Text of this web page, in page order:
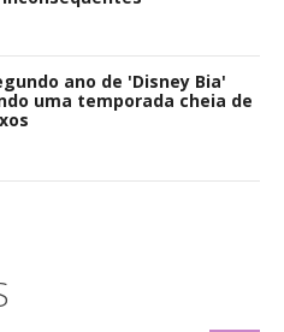
ano de 'Disney Bia'
uma temporada cheia de